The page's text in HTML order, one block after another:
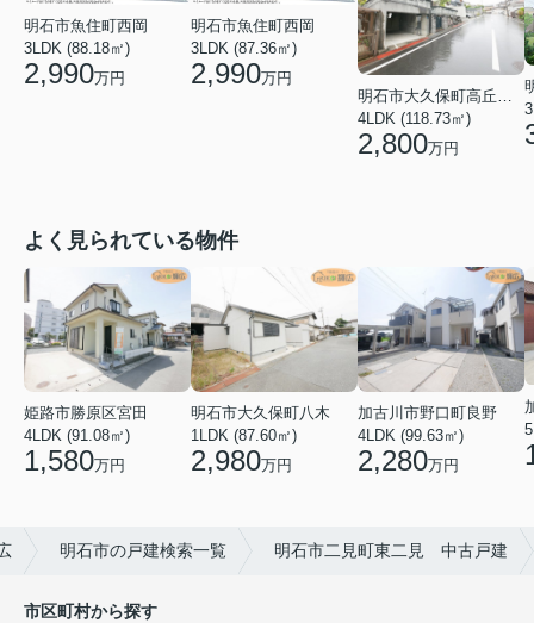
明石市魚住町西岡
3LDK (88.18㎡)
2,990万円
明石市魚住町西岡
3LDK (87.36㎡)
2,990万円
4LDK (118.73㎡)
2,800万円
よく見られている物件
姫路市勝原区宮田
4LDK (91.08㎡)
1,580万円
明石市大久保町八木
1LDK (87.60㎡)
2,980万円
加古川市野口町良野
4LDK (99.63㎡)
2,280万円
明石市の戸建検索一覧 明石市二見町東二見 中古戸建
市区町村から探す